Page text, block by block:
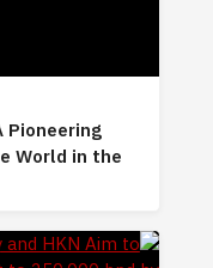
Pioneering
World in the